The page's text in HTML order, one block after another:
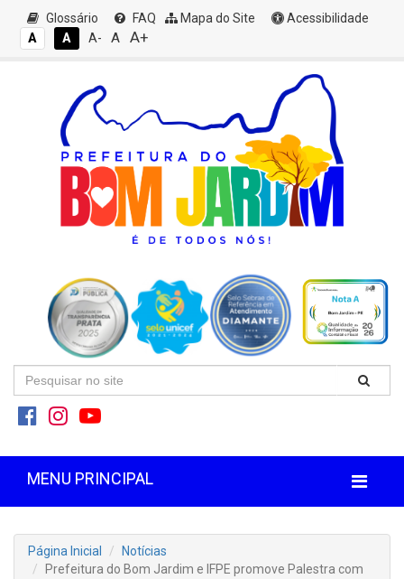
Glossário FAQ Mapa do Site
Acessibilidade
A
A A- A A+
MENU PRINCIPAL
Página Inicial
Notícias
Prefeitura do Bom Jardim e IFPE promove Palestra com